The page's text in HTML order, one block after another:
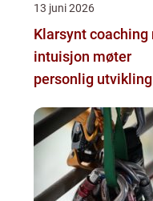
13 juni 2026
Klarsynt coaching når
intuisjon møter
personlig utvikling